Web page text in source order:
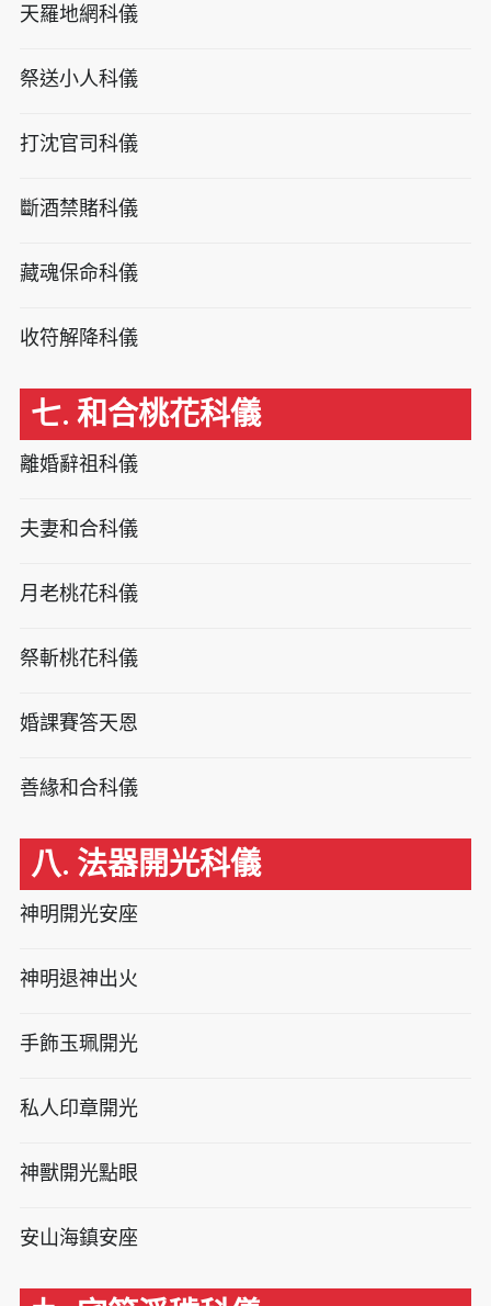
天羅地網科儀
祭送小人科儀
打沈官司科儀
斷酒禁賭科儀
藏魂保命科儀
收符解降科儀
七. 和合桃花科儀
離婚辭祖科儀
夫妻和合科儀
月老桃花科儀
祭斬桃花科儀
婚課賽答天恩
善緣和合科儀
八. 法器開光科儀
神明開光安座
神明退神出火
手飾玉珮開光
私人印章開光
神獸開光點眼
安山海鎮安座